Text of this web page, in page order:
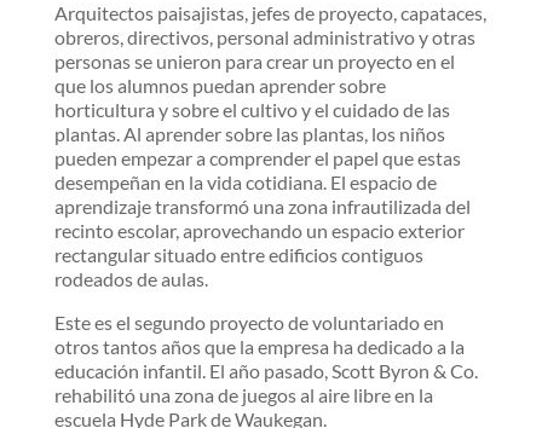
Arquitectos paisajistas, jefes de proyecto, capataces,
obreros, directivos, personal administrativo y otras
personas se unieron para crear un proyecto en el
que los alumnos puedan aprender sobre
horticultura y sobre el cultivo y el cuidado de las
plantas. Al aprender sobre las plantas, los niños
pueden empezar a comprender el papel que estas
desempeñan en la vida cotidiana. El espacio de
aprendizaje transformó una zona infrautilizada del
recinto escolar, aprovechando un espacio exterior
rectangular situado entre edificios contiguos
rodeados de aulas.
Este es el segundo proyecto de voluntariado en
otros tantos años que la empresa ha dedicado a la
educación infantil. El año pasado, Scott Byron & Co.
rehabilitó una zona de juegos al aire libre en la
escuela Hyde Park de Waukegan.